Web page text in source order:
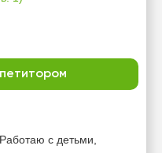
с детьми,
вт
Нет